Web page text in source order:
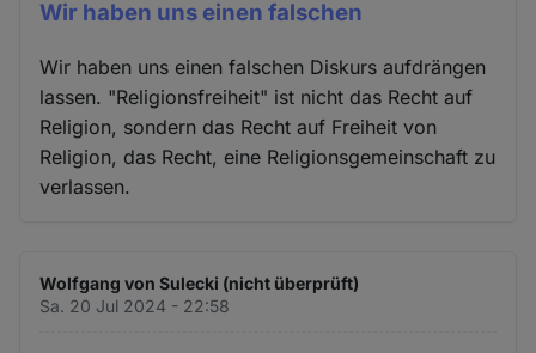
Wir haben uns einen falschen
Wir haben uns einen falschen Diskurs aufdrängen
lassen. "Religionsfreiheit" ist nicht das Recht auf
Religion, sondern das Recht auf Freiheit von
Religion, das Recht, eine Religionsgemeinschaft zu
verlassen.
Wolfgang von Sulecki (nicht überprüft)
Sa. 20 Jul 2024 - 22:58